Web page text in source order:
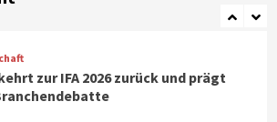
zur IFA 2026 zurück und prägt